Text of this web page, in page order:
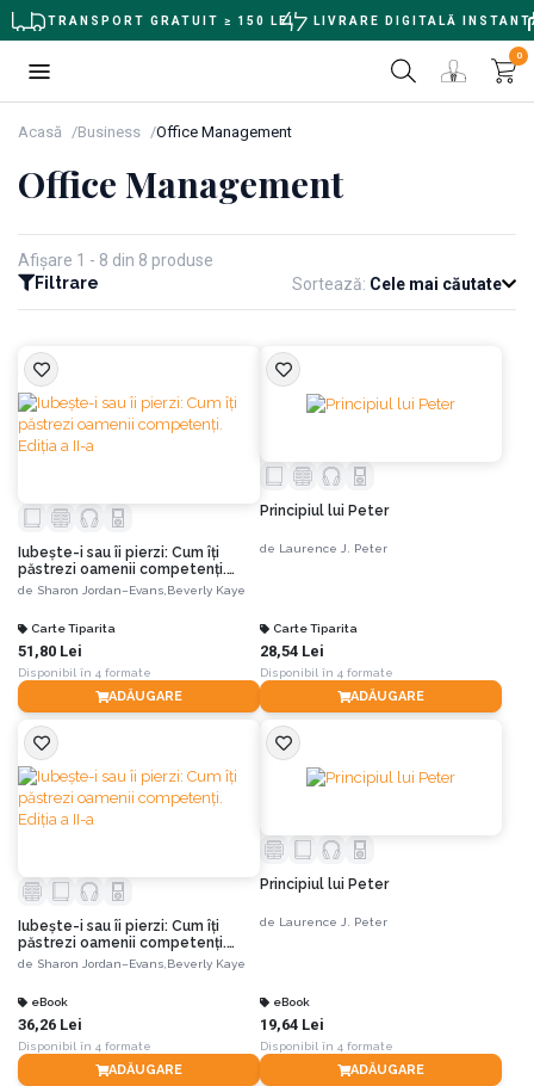
TRANSPORT GRATUIT ≥ 150 LEI LIVRARE DIGITALĂ
0
Acasă Business Office Management
Office Management
Afișare 1 - 8 din 8 produse
Filtrare
Sortează: Cele mai căutate
Iubeşte-i sau îi pierzi: Cum îţi
păstrezi oamenii competenţi.
Ediția a II-a
de Sharon Jordan–Evans, Beverly Kaye
Carte Tiparita
51,80 Lei
Disponibil în 4 formate
ADĂUGARE
Principiul lui Peter
de Laurence J. Peter
Carte Tiparita
28,54 Lei
Disponibil în 4 formate
ADĂUGARE
Iubeşte-i sau îi pierzi: Cum îţi
păstrezi oamenii competenţi.
Ediția a II-a
de Sharon Jordan–Evans, Beverly Kaye
eBook
36,26 Lei
Disponibil în 4 formate
ADĂUGARE
Principiul lui Peter
de Laurence J. Peter
eBook
19,64 Lei
Disponibil în 4 formate
ADĂUGARE